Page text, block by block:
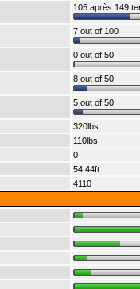
105 après 149
7 out of 100
0 out of 50
8 out of 50
5 out of 50
320lbs
110lbs
0
54.44ft
4110